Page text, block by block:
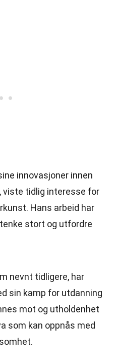
innovasjoner innen
viste tidlig interesse for
Hans arbeid har
stort og utfordre
nevnt tidligere, har
sin kamp for utdanning
mot og utholdenhet
som kan oppnås med